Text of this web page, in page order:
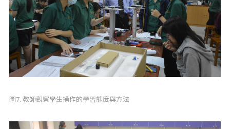
圖7. 教師觀察學生操作的學習態度與方法